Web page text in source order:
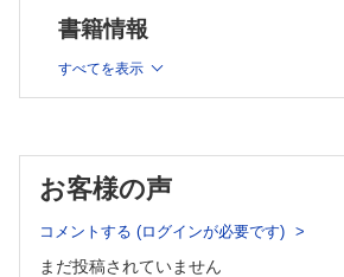
巻頭カラーデザインが拓くリハビリテー
ル）モーションキャプチャe-skin MEVA
ニューカマー リハ科専門医
リハビリテーション医療における
5．Evidence-Based Practiceにおける情報
知っておきたい神経科学のキィワード
19．Cortical silent period（CSP）（武田
書籍情報
すべてを表示
お客様の声
コメントする (ログインが必要です)
まだ投稿されていません